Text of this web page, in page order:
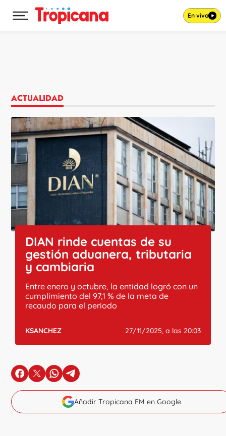
Desplegar menú principal En vivo
ACTUALIDAD
DIAN rinde cuentas de su
gestión aduanera, tributaria
y cambiaria
Entre enero y octubre, la entidad logró con un
cumplimiento del 97,1 % de la meta de
recaudo para el periodo
KSANCHEZ 27/11/2025, a las 20:03
en Facebook
en Xen Whatsapp
en Telegram
Añadir Tropicana FM en Google